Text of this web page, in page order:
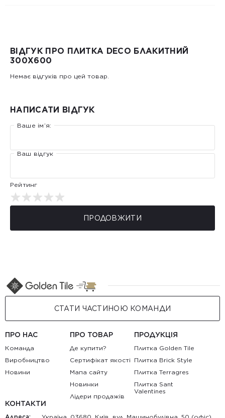
ВІДГУК ПРО ПЛИТКА DECO БЛАКИТНИЙ
300X600
Немає відгуків про цей товар.
НАПИСАТИ ВІДГУК
Ваше ім’я:
Ваш відгук
Рейтинг
ПРОДОВЖИТИ
СТАТИ ЧАСТИНОЮ КОМАНДИ
ПРО НАС
Команда
Виробництво
Новини
ПРО ТОВАР
Де купити?
Сертифікат якості
Мапа сайту
Новинки
Лідери продажів
ПРОДУКЦІЯ
Плитка Golden Tile
Плитка Brick Style
Плитка Terragres
Плитка Sant
Valentines
КОНТАКТИ